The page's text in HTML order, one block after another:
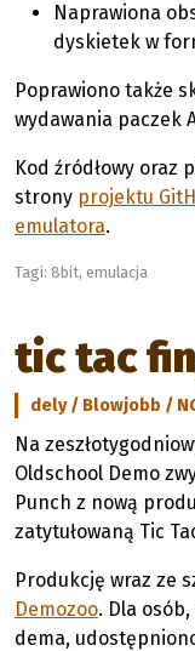
Naprawiona
dyskietek w
Poprawiono także
wydawania paczek
Kod źródłowy oraz
strony projektu
emulatora.
Tagi: 8bit, emulacja
tic tac
dely / Blowjobb /
Na
Oldschool Demo
Punch z nową
zatytułowaną Tic
Produkcję wraz ze
Demozoo. Dla
dema,